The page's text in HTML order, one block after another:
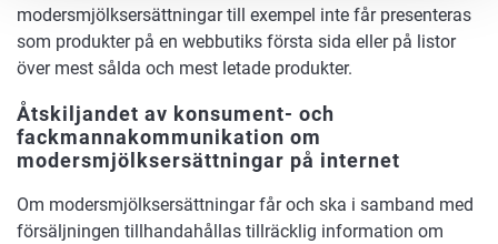
modersmjölksersättningar till exempel inte får presenteras
som produkter på en webbutiks första sida eller på listor
över mest sålda och mest letade produkter.
Åtskiljandet av konsument- och
fackmannakommunikation om
modersmjölksersättningar på internet
Om modersmjölksersättningar får och ska i samband med
försäljningen tillhandahållas tillräcklig information om